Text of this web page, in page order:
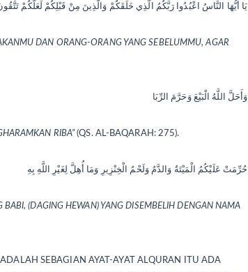
يَا أَيُّهَا النَّاسُ اعْبُدُوا رَبَّكُمُ الَّذِي خَلَقَكُمْ وَالَّذِينَ مِنْ قَبْلِكُمْ لَعَلَّكُمْ
DAN ORANG-ORANG YANG SEBELUMMU, AGAR
وَأَحَلَّ اللَّهُ الْبَيْعَ وَحَرَّمَ الرِّبَا
RIBA”(QS. AL-BAQARAH: 275).
حُرِّمَتْ عَلَيْكُمُ الْمَيْتَةُ وَالدَّمُ وَلَحْمُ الْخِنْزِيرِ وَمَا أُهِلَّ لِغَيْرِ اللَّهِ بِهِ
(DAGING HEWAN) YANG DISEMBELIH DENGAN NAMA
SEBAGIAN AYAT-AYAT ALQURAN ITU ADA